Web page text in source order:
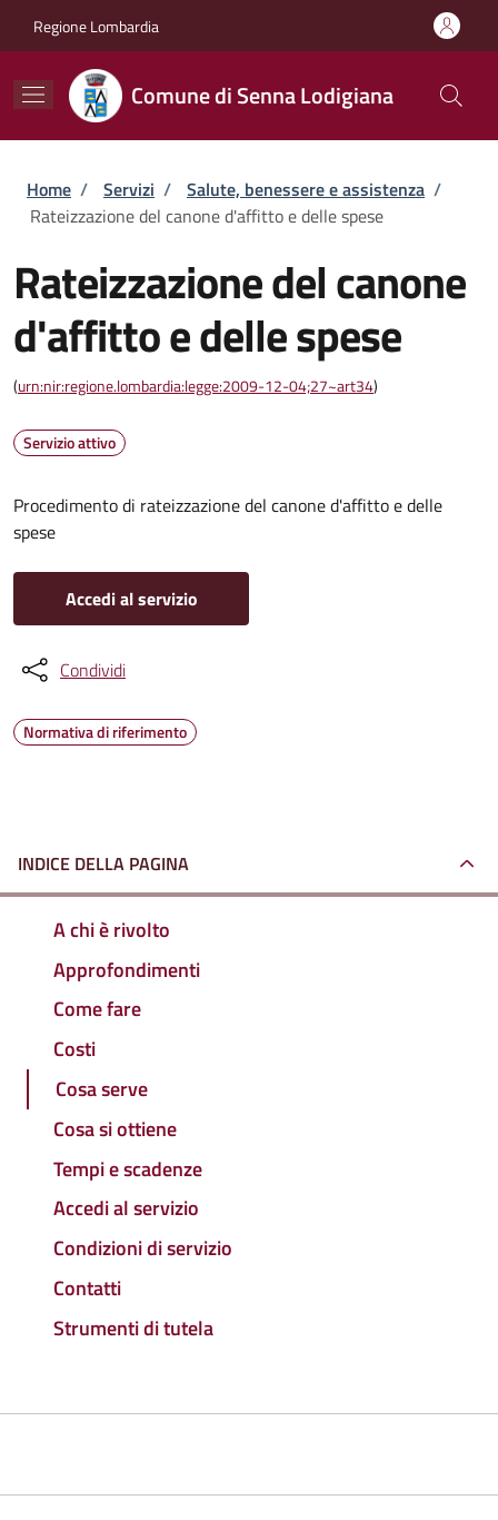
Regione Lombardia
Comune di Senna Lodigiana
Briciole di pane
Home / Servizi / Salute, benessere e assistenza /
Rateizzazione del canone d'affitto e delle spese
Rateizzazione del canone
d'affitto e delle spese
(urn:nir:regione.lombardia:legge:2009-12-04;27~art34)
Servizio attivo
Procedimento di rateizzazione del canone d'affitto e delle
spese
Accedi al servizio
Condividi
Normativa di riferimento
INDICE DELLA PAGINA
A chi è rivolto
Approfondimenti
Come fare
Costi
Cosa serve
Cosa si ottiene
Tempi e scadenze
Accedi al servizio
Condizioni di servizio
Contatti
Strumenti di tutela